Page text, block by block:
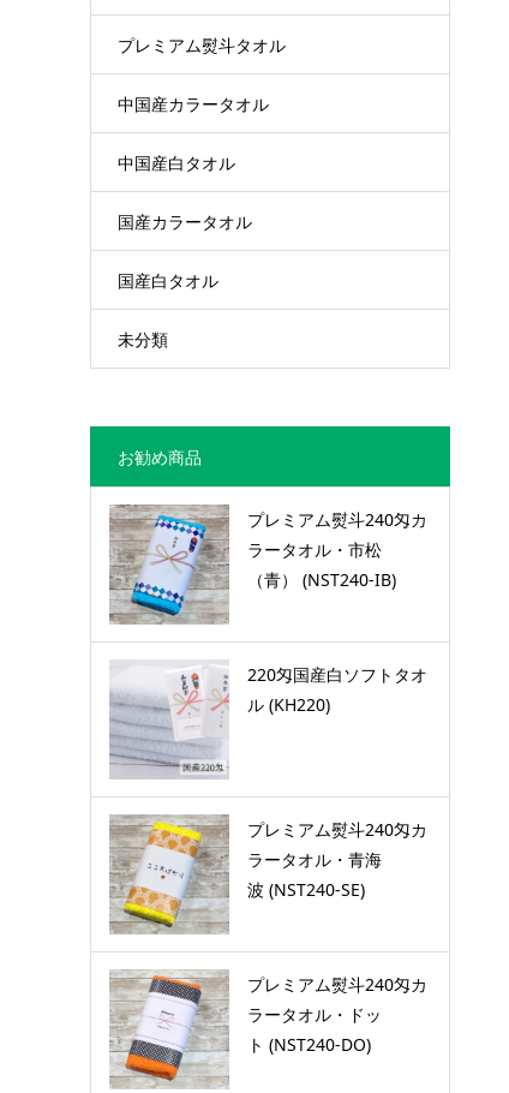
プレミアム熨斗タオル
中国産カラータオル
中国産白タオル
国産カラータオル
国産白タオル
未分類
お勧め商品
プレミアム熨斗240匁カ
ラータオル・市松
（青） (NST240-IB)
220匁国産白ソフトタオ
ル (KH220)
プレミアム熨斗240匁カ
ラータオル・青海
波 (NST240-SE)
プレミアム熨斗240匁カ
ラータオル・ドッ
ト (NST240-DO)